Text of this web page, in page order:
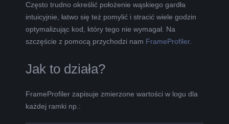
Często trudno określić położenie wąskiego gardła
intuicyjnie, łatwo się też pomylić i stracić wiele godzin
optymalizując kod, który tego nie wymagał. Na
szczęście z pomocą przychodzi nam FrameProfiler.
Jak to działa?
FrameProfiler zapisuje zmierzone wartości w logu dla
każdej ramki np.: